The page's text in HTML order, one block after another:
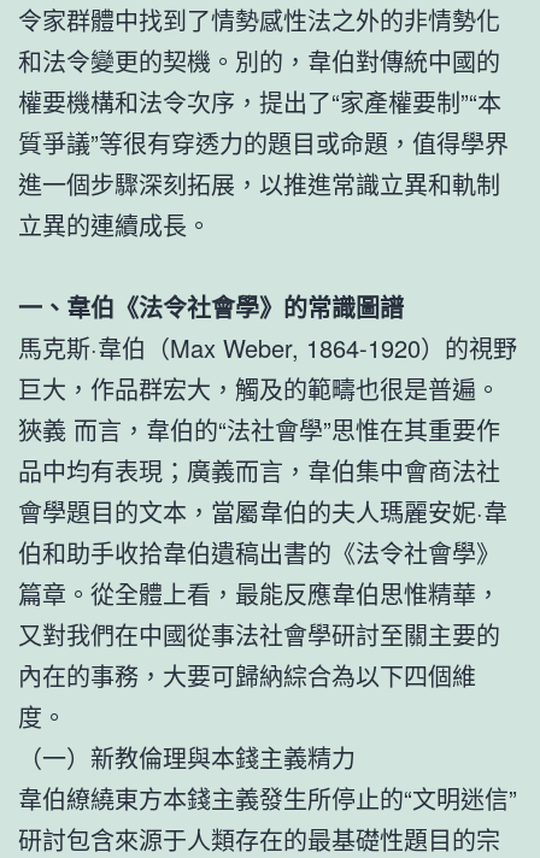
令家群體中找到了情勢感性法之外的非情勢化
和法令變更的契機。別的，韋伯對傳統中國的
權要機構和法令次序，提出了“家產權要制”“本
質爭議”等很有穿透力的題目或命題，值得學界
進一個步驟深刻拓展，以推進常識立異和軌制
立異的連續成長。
一、韋伯《法令社會學》的常識圖譜
馬克斯·韋伯（Max Weber, 1864-1920）的視野
巨大，作品群宏大，觸及的範疇也很是普遍。
狹義 而言，韋伯的“法社會學”思惟在其重要作
品中均有表現；廣義而言，韋伯集中會商法社
會學題目的文本，當屬韋伯的夫人瑪麗安妮·韋
伯和助手收拾韋伯遺稿出書的《法令社會學》
篇章。從全體上看，最能反應韋伯思惟精華，
又對我們在中國從事法社會學研討至關主要的
內在的事務，大要可歸納綜合為以下四個維
度。
（一）新教倫理與本錢主義精力
韋伯繚繞東方本錢主義發生所停止的“文明迷信”
研討包含來源于人類存在的最基礎性題目的宗